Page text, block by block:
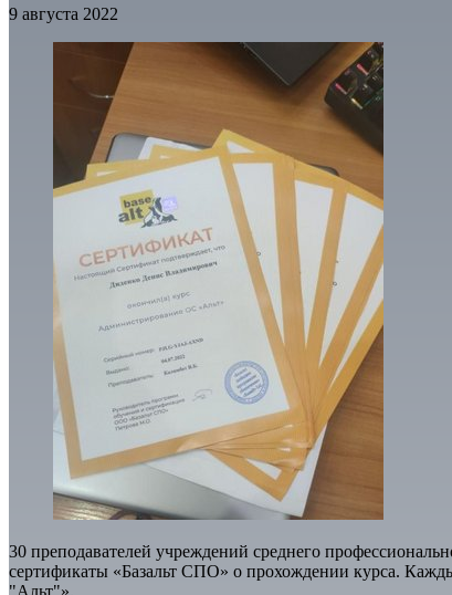
9 августа 2022
30 преподавателей учреждений среднего
сертификаты «Базальт СПО» о прохождении курса.